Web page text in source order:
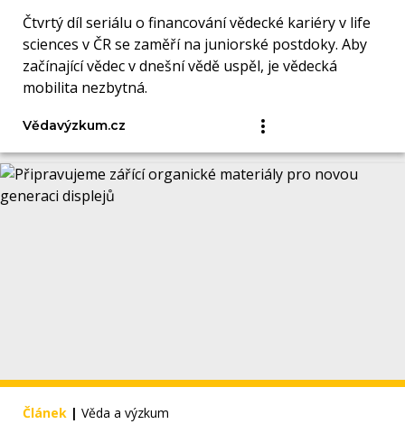
Čtvrtý díl seriálu o financování vědecké kariéry v life
sciences v ČR se zaměří na juniorské postdoky. Aby
začínající vědec v dnešní vědě uspěl, je vědecká
mobilita nezbytná.
Vědavýzkum.cz
Článek | Věda a výzkum